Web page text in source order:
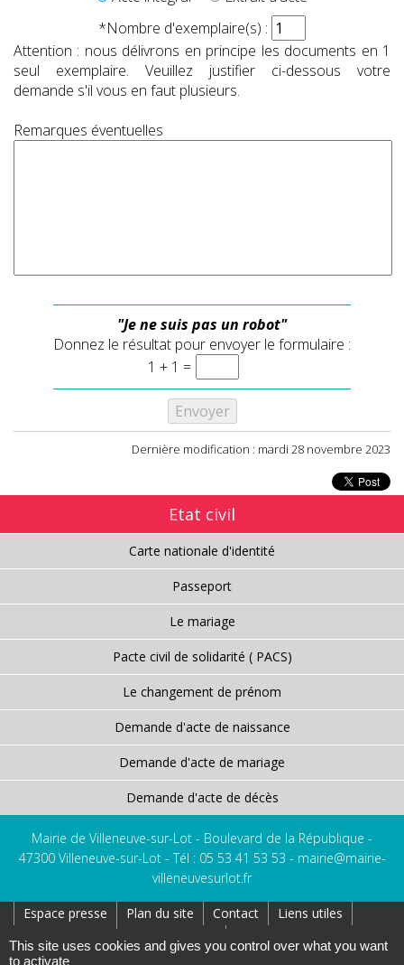
*Nombre d'exemplaire(s) :
Attention : nous délivrons en principe les documents en 1
seul exemplaire. Veuillez justifier ci-dessous votre
demande s'il vous en faut plusieurs.
Remarques éventuelles
"Je ne suis pas un robot"
Donnez le résultat pour envoyer le formulaire :
1 + 1 =
Dernière modification : mardi 28 novembre 2023
Etat civil
Carte nationale d'identité
Passeport
Le mariage
Pacte civil de solidarité ( PACS)
Le changement de prénom
Demande d'acte de naissance
Demande d'acte de mariage
Demande d'acte de décès
Mairie de Villeneuve-sur-Lot - Boulevard de la République -
47300 Villeneuve-sur-Lot - Tél : 05 53 41 53 53 - mairie@mairie-
villeneuvesurlot.fr
Espace presse Plan du site Contact
Liens utiles
Réseaux Sociaux
Affichage Légal
This site uses cookies and gives you control over what you want
to activate